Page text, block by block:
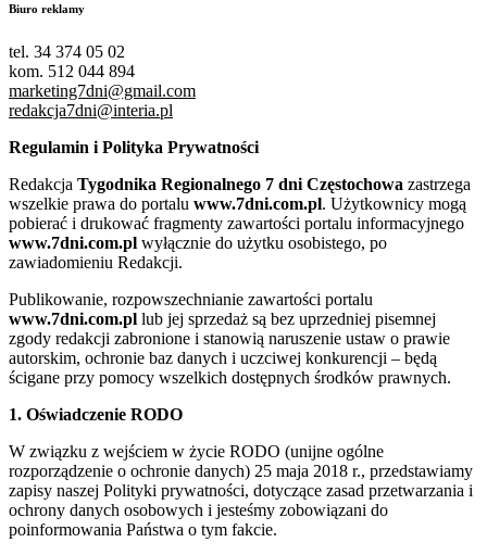
Biuro reklamy
tel. 34 374 05 02
kom. 512 044 894
marketing7dni@gmail.com
redakcja7dni@interia.pl
Regulamin i Polityka Prywatności
Redakcja Tygodnika Regionalnego 7 dni Częstochowa zastrzega
wszelkie prawa do portalu www.7dni.com.pl. Użytkownicy mogą
pobierać i drukować fragmenty zawartości portalu informacyjnego
www.7dni.com.pl wyłącznie do użytku osobistego, po
zawiadomieniu Redakcji.
Publikowanie, rozpowszechnianie zawartości portalu
www.7dni.com.pl lub jej sprzedaż są bez uprzedniej pisemnej
zgody redakcji zabronione i stanowią naruszenie ustaw o prawie
autorskim, ochronie baz danych i uczciwej konkurencji – będą
ścigane przy pomocy wszelkich dostępnych środków prawnych.
1. Oświadczenie RODO
W związku z wejściem w życie RODO (unijne ogólne
rozporządzenie o ochronie danych) 25 maja 2018 r., przedstawiamy
zapisy naszej Polityki prywatności, dotyczące zasad przetwarzania i
ochrony danych osobowych i jesteśmy zobowiązani do
poinformowania Państwa o tym fakcie.